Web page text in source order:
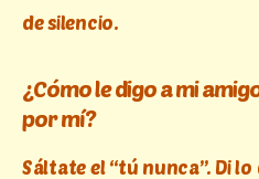
de silencio.
¿Cómo le digo a mi
por mí?
Sáltate el “tú nunca”. Di